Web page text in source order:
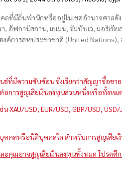
ลที่มีถิ่นพำนักหรืออยู่ในเขตอำนาจศาล
, อัฟกานิสถาน, เยเมน, ซิมบับเว, มอริเ
ค์การสหประชาชาติ (United
ที่มีความซับซ้อน ซึ่งเรียกว่าสัญญาซื้อข
การสูญเสียเงินลงทุนส่วนหนึ่งหรือทั้งห
USD, EUR/USD, GBP/USD,
คคลหรือนิติบุคคลใด สำหรับการสูญเสีย
ะคุณอาจสูญเสียเงินลงทุนทั้งหมด โปรดศึ